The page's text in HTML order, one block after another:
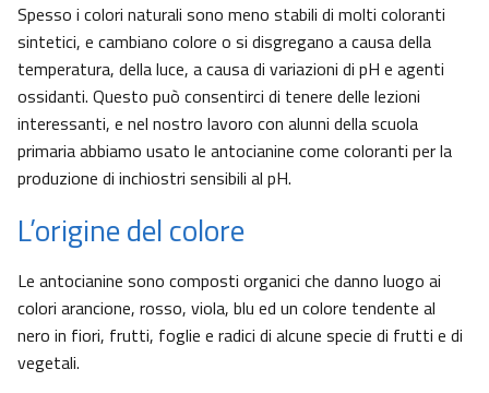
Spesso i colori naturali sono meno stabili di molti coloranti
sintetici, e cambiano colore o si disgregano a causa della
temperatura, della luce, a causa di variazioni di pH e agenti
ossidanti. Questo può consentirci di tenere delle lezioni
interessanti, e nel nostro lavoro con alunni della scuola
primaria abbiamo usato le antocianine come coloranti per la
produzione di inchiostri sensibili al pH.
L’origine del colore
Le antocianine sono composti organici che danno luogo ai
colori arancione, rosso, viola, blu ed un colore tendente al
nero in fiori, frutti, foglie e radici di alcune specie di frutti e di
vegetali.